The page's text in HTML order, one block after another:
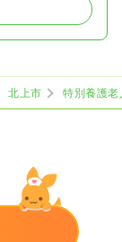
北上市
特別養護